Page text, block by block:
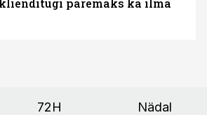
paremaks ka ilma
72H Nädal